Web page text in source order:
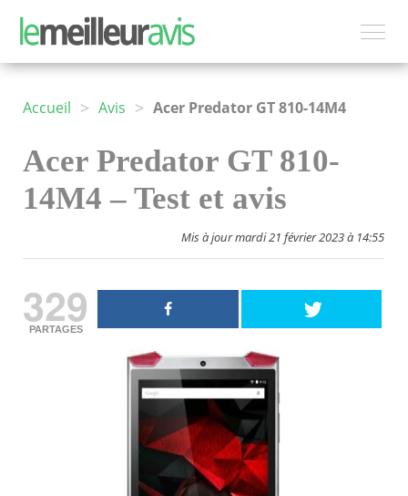
Accueil > Avis > Acer Predator GT 810-14M4
Acer Predator GT 810-
14M4 – Test et avis
Mis à jour mardi 21 février 2023 à 14:55
329
PARTAGES